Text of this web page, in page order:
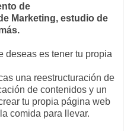
de
Marketing, estudio de
deseas es tener tu propia
una reestructuración de
de contenidos y un
tu propia página web
comida para llevar.